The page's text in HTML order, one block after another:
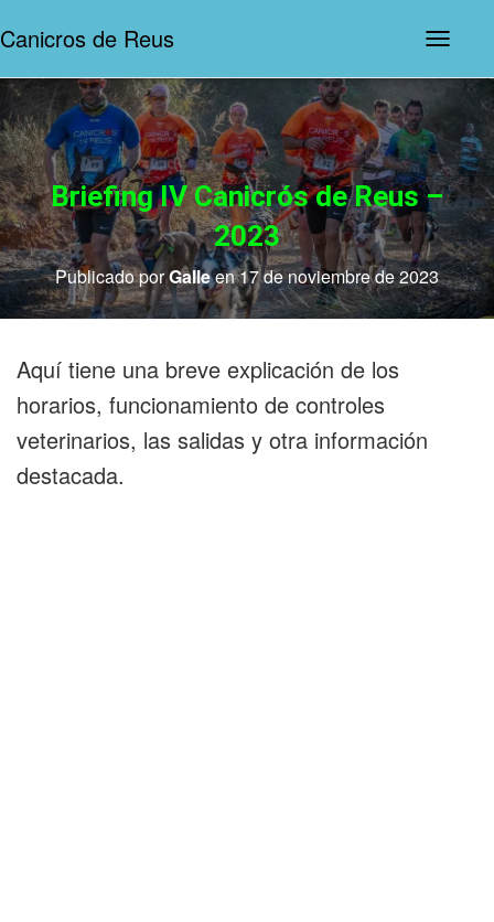
Canicros de Reus
a
v
g
a
c
i
ó
n
d
e
p
a
l
Briefing IV Canicrós de Reus –
2023
Publicado porGalleen17 de noviembre de 2023
Aquí tiene una breve explicación de los
horarios, funcionamiento de controles
veterinarios, las salidas y otra información
destacada.